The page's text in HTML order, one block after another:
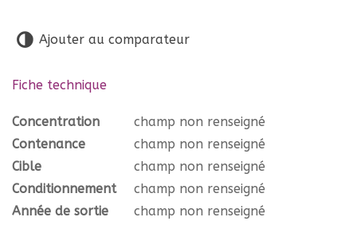
Ajouter au comparateur
Fiche technique
Concentration
champ non renseigné
Contenance
champ non renseigné
Cible
champ non renseigné
Conditionnement
champ non renseigné
Année de sortie
champ non renseigné